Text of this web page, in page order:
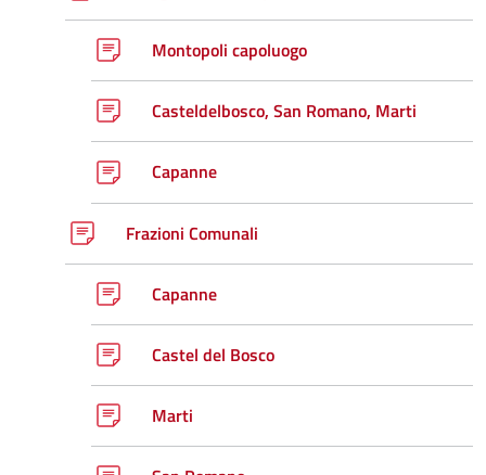
Montopoli capoluogo
Casteldelbosco, San Romano, Marti
Capanne
Frazioni Comunali
Capanne
Castel del Bosco
Marti